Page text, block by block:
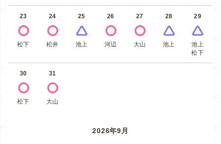
23
松下
24
松井
25
池上
26
河辺
27
大山
28
池上
29
池上
松下
30
松下
31
大山
2026年9月